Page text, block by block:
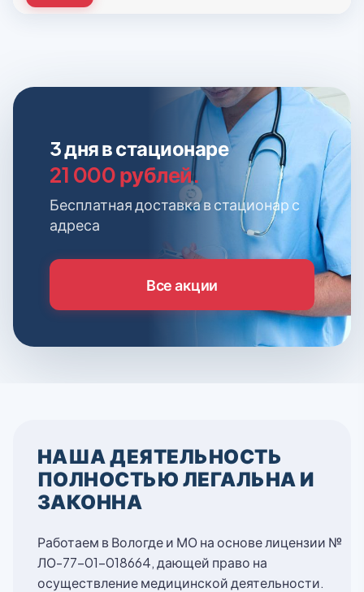
3 дня в стационаре
21 000 рублей.
Бесплатная доставка в стационар с
адреса
Все акции
НАША ДЕЯТЕЛЬНОСТЬ
ПОЛНОСТЬЮ ЛЕГАЛЬНА И
ЗАКОННА
Работаем в Вологде и МО на основе лицензии №
ЛО-77-01-018664, дающей право на
осуществление медицинской деятельности.